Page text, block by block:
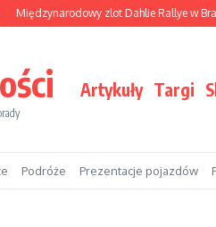
Międzynarodowy zlot Dahlie Rallye w
Artykuły Targi
Podróże Prezentacje pojazdów